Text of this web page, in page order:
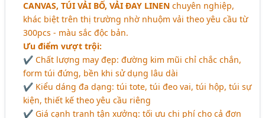
CANVAS, TÚI VẢI BỐ, VẢI ĐAY LINEN chuyên nghiệp,
khác biệt trên thị trường nhờ nhuộm vải theo yêu cầu từ
300pcs - màu sắc độc bản.
Ưu điểm vượt trội:
✔ Chất lượng may đẹp: đường kim mũi chỉ chắc chắn,
form túi đứng, bền khi sử dụng lâu dài
✔ Kiểu dáng đa dạng: túi tote, túi đeo vai, túi hộp, túi sự
kiện, thiết kế theo yêu cầu riêng
✔ Giá cạnh tranh tận xưởng: tối ưu chi phí cho cả đơn